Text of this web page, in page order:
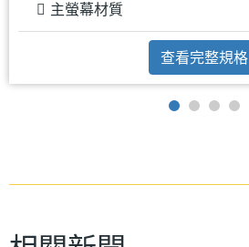
主螢幕材質
查看完整規格